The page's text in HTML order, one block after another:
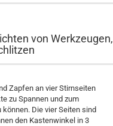
von Werkzeugen,
Zapfen an vier Stirnseiten
zu Spannen und zum
Die vier Seiten sind
den Kastenwinkel in 3